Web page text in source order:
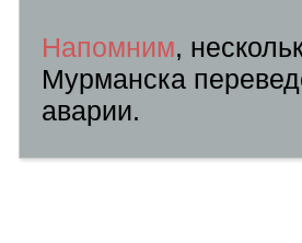
Напомним,
Мурманска
аварии.